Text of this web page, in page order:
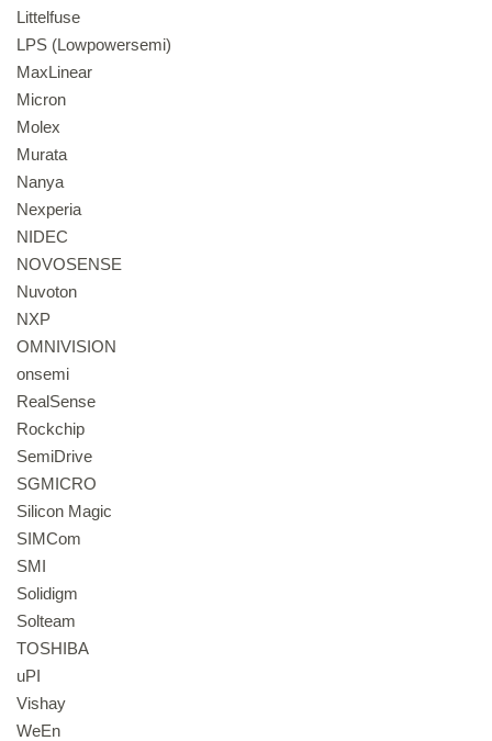
Littelfuse
LPS (Lowpowersemi)
MaxLinear
Micron
Molex
Murata
Nanya
Nexperia
NIDEC
NOVOSENSE
Nuvoton
NXP
OMNIVISION
onsemi
RealSense
Rockchip
SemiDrive
SGMICRO
Silicon Magic
SIMCom
SMI
Solidigm
Solteam
TOSHIBA
uPI
Vishay
WeEn